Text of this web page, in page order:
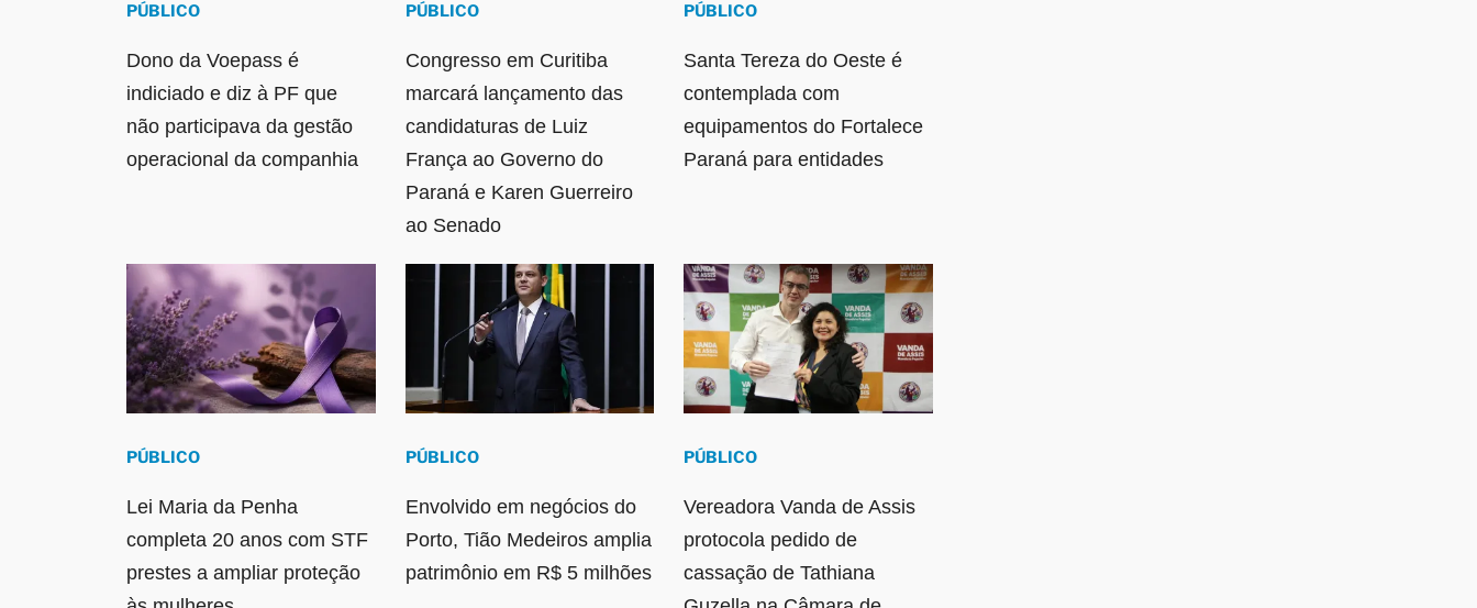
PÚBLICO
Dono da Voepass é
indiciado e diz à PF que
não participava da gestão
operacional da companhia
PÚBLICO
Congresso em Curitiba
marcará lançamento das
candidaturas de Luiz
França ao Governo do
Paraná e Karen Guerreiro
ao Senado
PÚBLICO
Santa Tereza do Oeste é
contemplada com
equipamentos do Fortalece
Paraná para entidades
PÚBLICO
Lei Maria da Penha
completa 20 anos com STF
prestes a ampliar proteção
PÚBLICO
Envolvido em negócios do
Porto, Tião Medeiros amplia
patrimônio em R$ 5 milhões
PÚBLICO
Vereadora Vanda de Assis
protocola pedido de
cassação de Tathiana